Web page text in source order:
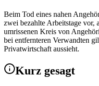
Beim Tod eines nahen
zwei bezahlte Arbeitstage vor,
umrissenen Kreis von
bei entfernteren Verwandten
Privatwirtschaft aussieht.
Kurz gesagt